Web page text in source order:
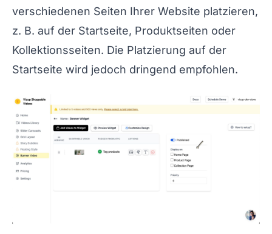
verschiedenen Seiten Ihrer Website platzieren,
z. B. auf der Startseite, Produktseiten oder
Kollektionsseiten. Die Platzierung auf der
Startseite wird jedoch dringend empfohlen.